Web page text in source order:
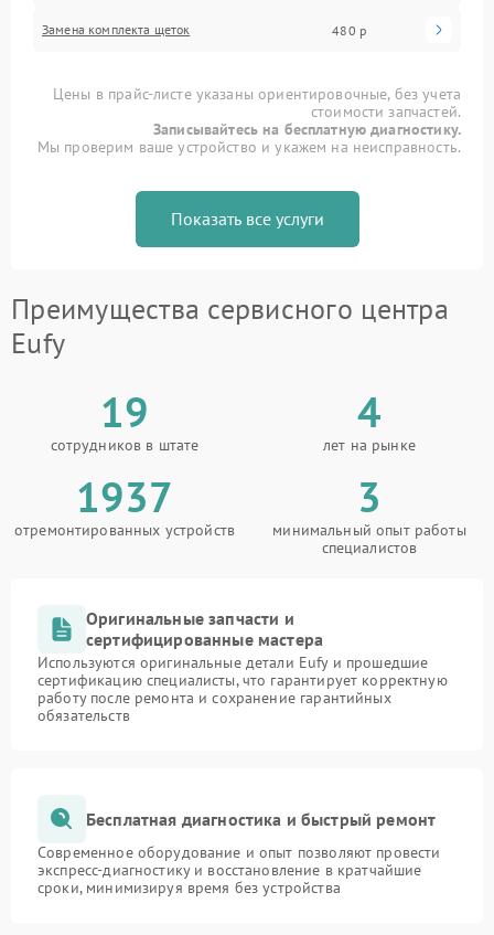
Замена комплекта щеток 480 р
Цены в прайс-листе указаны ориентировочные, без учета
стоимости запчастей.
Записывайтесь на бесплатную диагностику.
Мы проверим ваше устройство и укажем на неисправность.
Показать все услуги
Преимущества сервисного центра
Eufy
19
сотрудников в штате
4
лет на рынке
1937
отремонтированных устройств
3
минимальный опыт работы
специалистов
Оригинальные запчасти и
сертифицированные мастера
Используются оригинальные детали Eufy и прошедшие
сертификацию специалисты, что гарантирует корректную
работу после ремонта и сохранение гарантийных
обязательств
Бесплатная диагностика и быстрый ремонт
Современное оборудование и опыт позволяют провести
экспресс-диагностику и восстановление в кратчайшие
сроки, минимизируя время без устройства